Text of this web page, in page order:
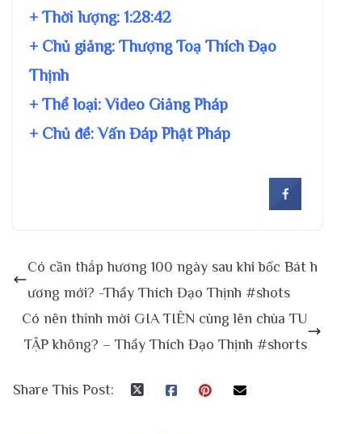
+ Thời lượng: 1:28:42
+ Chủ giảng: Thượng Toạ Thích Đạo
Thịnh
+ Thể loại: Video Giảng Pháp
+ Chủ đề:Vấn Đáp Phật Pháp
Có cần thắp hương 100 ngày sau khi bốc Bát h
ương mới? -Thầy Thích Đạo Thịnh #shots
Có nên thỉnh mời GIA TIÊN cùng lên chùa TU
TẬP không? – Thầy Thích Đạo Thịnh #shorts
Share This Post: